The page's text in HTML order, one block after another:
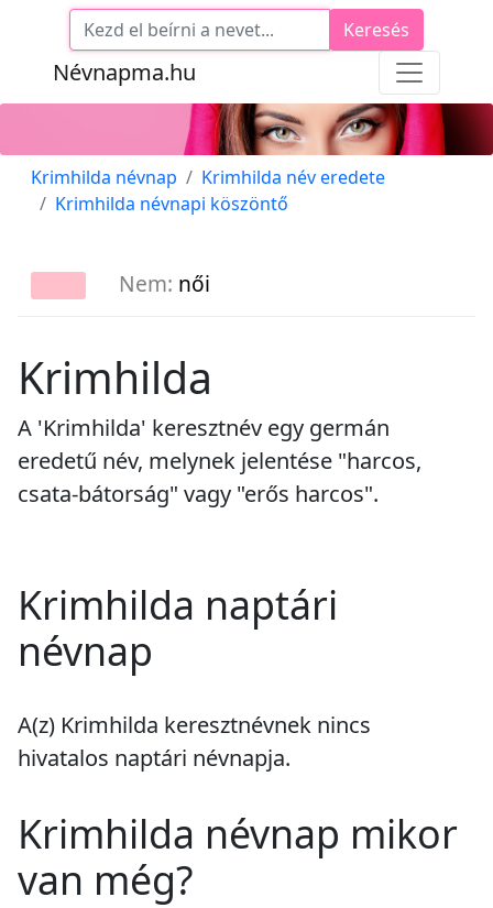
Névnapma.hu
Keresés
Krimhilda névnap
Krimhilda név eredete
Krimhilda névnapi köszöntő
Nem: női
Krimhilda
A 'Krimhilda' keresztnév egy germán
eredetű név, melynek jelentése "harcos,
csata-bátorság" vagy "erős harcos".
Krimhilda naptári
névnap
A(z) Krimhilda keresztnévnek nincs
hivatalos naptári névnapja.
Krimhilda névnap mikor
van még?